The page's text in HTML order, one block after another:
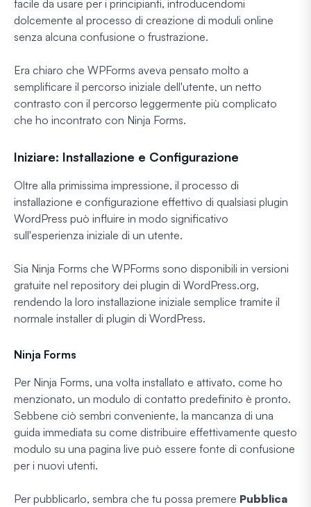
facile da usare per i principianti, introducendomi
dolcemente al processo di creazione di moduli online
senza alcuna confusione o frustrazione.
Era chiaro che WPForms aveva pensato molto a
semplificare il percorso iniziale dell'utente, un netto
contrasto con il percorso leggermente più complicato
che ho incontrato con Ninja Forms.
Iniziare: Installazione e Configurazione
Oltre alla primissima impressione, il processo di
installazione e configurazione effettivo di qualsiasi plugin
WordPress può influire in modo significativo
sull'esperienza iniziale di un utente.
Sia Ninja Forms che WPForms sono disponibili in versioni
gratuite nel repository dei plugin di WordPress.org,
rendendo la loro installazione iniziale semplice tramite il
normale installer di plugin di WordPress.
Ninja Forms
Per Ninja Forms, una volta installato e attivato, come ho
menzionato, un modulo di contatto predefinito è pronto.
Sebbene ciò sembri conveniente, la mancanza di una
guida immediata su come distribuire effettivamente questo
modulo su una pagina live può essere fonte di confusione
per i nuovi utenti.
Per pubblicarlo, sembra che tu possa premere Pubblica